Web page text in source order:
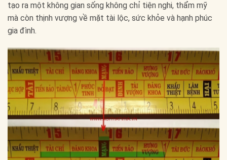
tạo ra một không gian sống không chỉ tiện nghi, thẩm mỹ
mà còn thịnh vượng về mặt tài lộc, sức khỏe và hạnh phúc
gia đình.